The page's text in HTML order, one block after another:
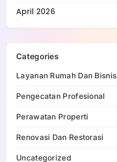
April 2026
Categories
Layanan Rumah Dan Bisnis
Pengecatan Profesional
Perawatan Properti
Renovasi Dan Restorasi
Uncategorized